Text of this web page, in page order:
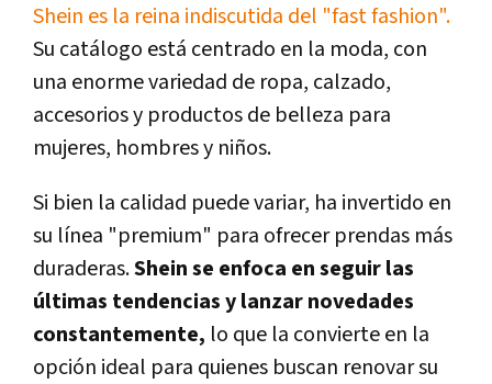
Shein es la reina indiscutida del "fast fashion".
Su catálogo está centrado en la moda, con
una enorme variedad de ropa, calzado,
accesorios y productos de belleza para
mujeres, hombres y niños.
Si bien la calidad puede variar, ha invertido en
su línea "premium" para ofrecer prendas más
duraderas.Shein se enfoca en seguir las
últimas tendencias y lanzar novedades
constantemente, lo que la convierte en la
opción ideal para quienes buscan renovar su